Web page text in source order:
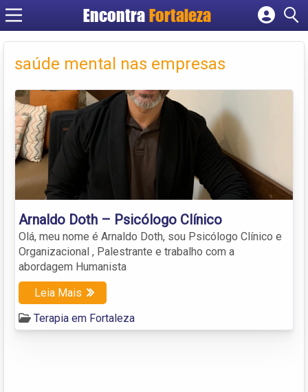
EncontraFortaleza
Cadastrar empresa
Criar conta
saúde mental nas empresas
Arnaldo Doth – Psicólogo Clínico
Olá, meu nome é Arnaldo Doth, sou Psicólogo Clínico e
Organizacional , Palestrante e trabalho com a
abordagem Humanista
Leia Mais
Terapia em Fortaleza